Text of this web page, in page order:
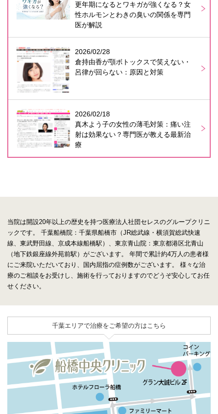
更年期になるとワキガが強くなる？女
性ホルモンとわきの臭いの関係を専門
医が解説
2026/02/28
倉持由香が顎ボトックスで笑えない・
呂律が回らない：原因と対策
2026/02/18
真木よう子の女性の薄毛対策：痛い注
射は効果ない？専門医が教える最新治
療
当院は開設20年以上の歴史を持つ医療法人社団セレスのグループクリニ
ックです。
千葉船橋院：千葉県船橋市（JR総武線・横須賀総武快速
線、東武野田線、京成本線船橋駅）、東京青山院：東京都港区北青山
（地下鉄銀座線外苑前駅）がございます。
年間で累計約4万人の患者様
にご来院いただいており、国内屈指の症例数がございます。
様々な治
療のご相談をお受けし、施術を行っておりますのでどうぞ安心してお任
せください。
千葉エリアで治療をご希望の方はこちら